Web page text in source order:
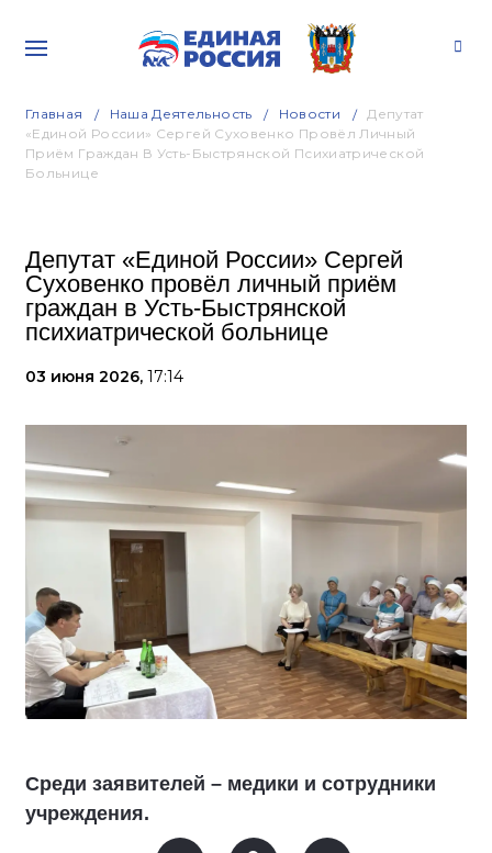
Главная Наша Деятельность Новости
Депутат
«Единой России» Сергей Суховенко Провёл Личный
Приём Граждан В Усть-Быстрянской Психиатрической
Больнице
Депутат «Единой России» Сергей
Суховенко провёл личный приём
граждан в Усть-Быстрянской
психиатрической больнице
03 июня 2026, 17:14
Среди заявителей – медики и сотрудники
учреждения.